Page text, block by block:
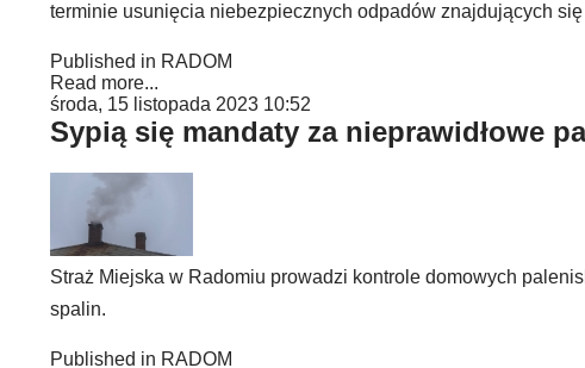
terminie usunięcia niebezpiecznych odpadów znajdujących
Published in RADOM
Read more...
środa, 15 listopada 2023 10:52
Sypią się mandaty za nieprawidłowe
Straż Miejska w Radomiu prowadzi kontrole domowych
spalin.
Published in RADOM